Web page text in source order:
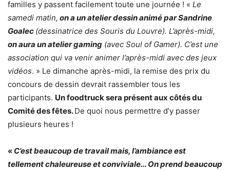
familles y passent facilement toute une journée ! « Le
samedi matin, on a un atelier dessin animé par Sandrine
Goalec (dessinatrice des Souris du Louvre). L’après-midi,
on aura un atelier gaming (avec Soul of Gamer). C’est une
association qui va venir animer l’après-midi avec des jeux
vidéos. » Le dimanche après-midi, la remise des prix du
concours de dessin devrait rassembler tous les
participants. Un foodtruck sera présent aux côtés du
Comité des fêtes.De quoi nous permettre d’y passer
plusieurs heures !
« C’est beaucoup de travail mais, l’ambiance est
tellement chaleureuse et conviviale… On prend beaucoup